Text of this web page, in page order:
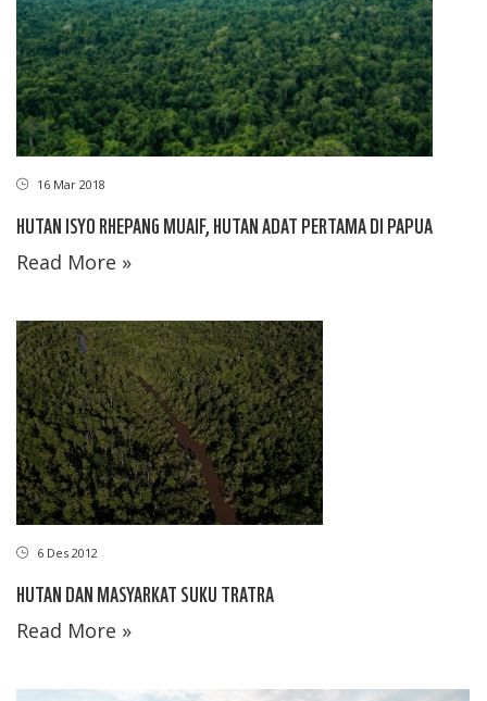
16 Mar 2018
HUTAN ISYO RHEPANG MUAIF, HUTAN ADAT PERTAMA DI PAPUA
Read More »
6 Des 2012
HUTAN DAN MASYARKAT SUKU TRATRA
Read More »